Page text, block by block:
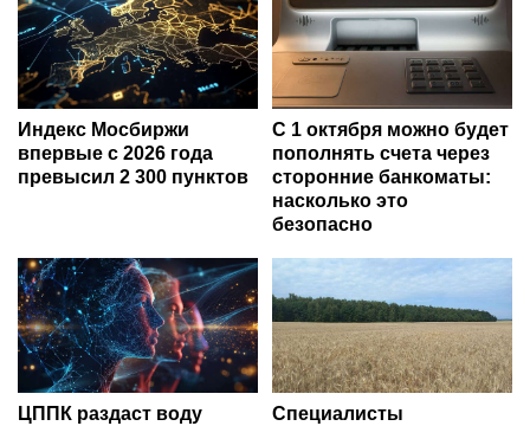
Индекс Мосбиржи
впервые с 2026 года
превысил 2 300 пунктов
С 1 октября можно будет
пополнять счета через
сторонние банкоматы:
насколько это
безопасно
ЦППК раздаст воду
Специалисты